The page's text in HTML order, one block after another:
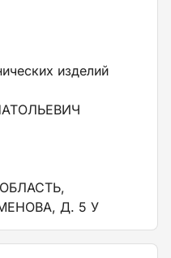
изделий
Д. 5 У